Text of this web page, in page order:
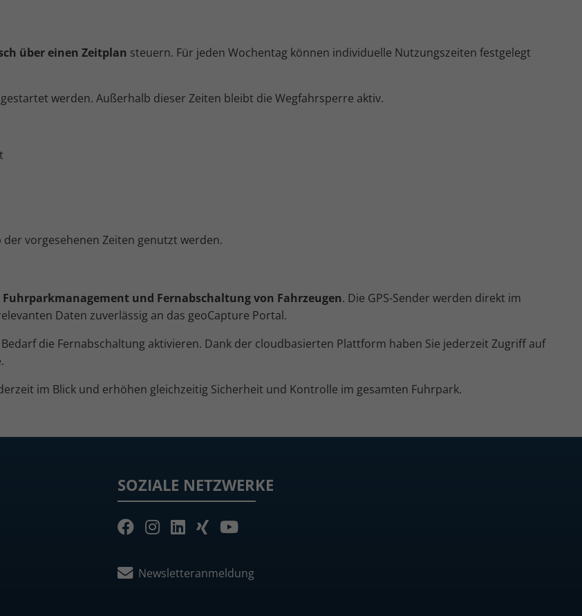
über einen Zeitplan steuern. Für jeden Wochentag können individuelle Nutzungszeiten festgelegt
werden. Außerhalb dieser Zeiten bleibt die Wegfahrsperre aktiv.
vorgesehenen Zeiten genutzt werden.
Fuhrparkmanagement und Fernabschaltung von Fahrzeugen. Die GPS-Sender werden direkt im
Daten zuverlässig an das geoCapture Portal.
die Fernabschaltung aktivieren. Dank der cloudbasierten Plattform haben Sie jederzeit Zugriff auf
im Blick und erhöhen gleichzeitig Sicherheit und Kontrolle im gesamten Fuhrpark.
SOZIALE NETZWERKE
Newsletteranmeldung